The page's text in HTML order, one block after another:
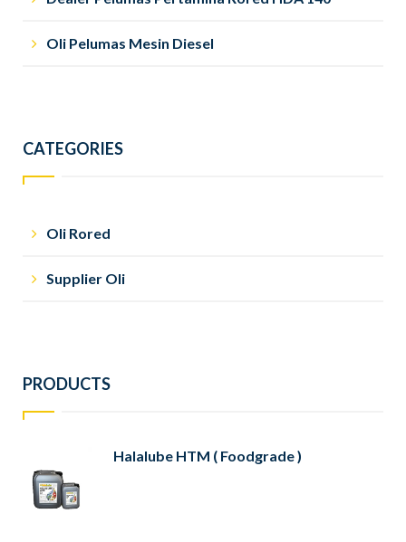
Oli Pelumas Mesin Diesel
CATEGORIES
Oli Rored
Supplier Oli
PRODUCTS
Halalube HTM ( Foodgrade )